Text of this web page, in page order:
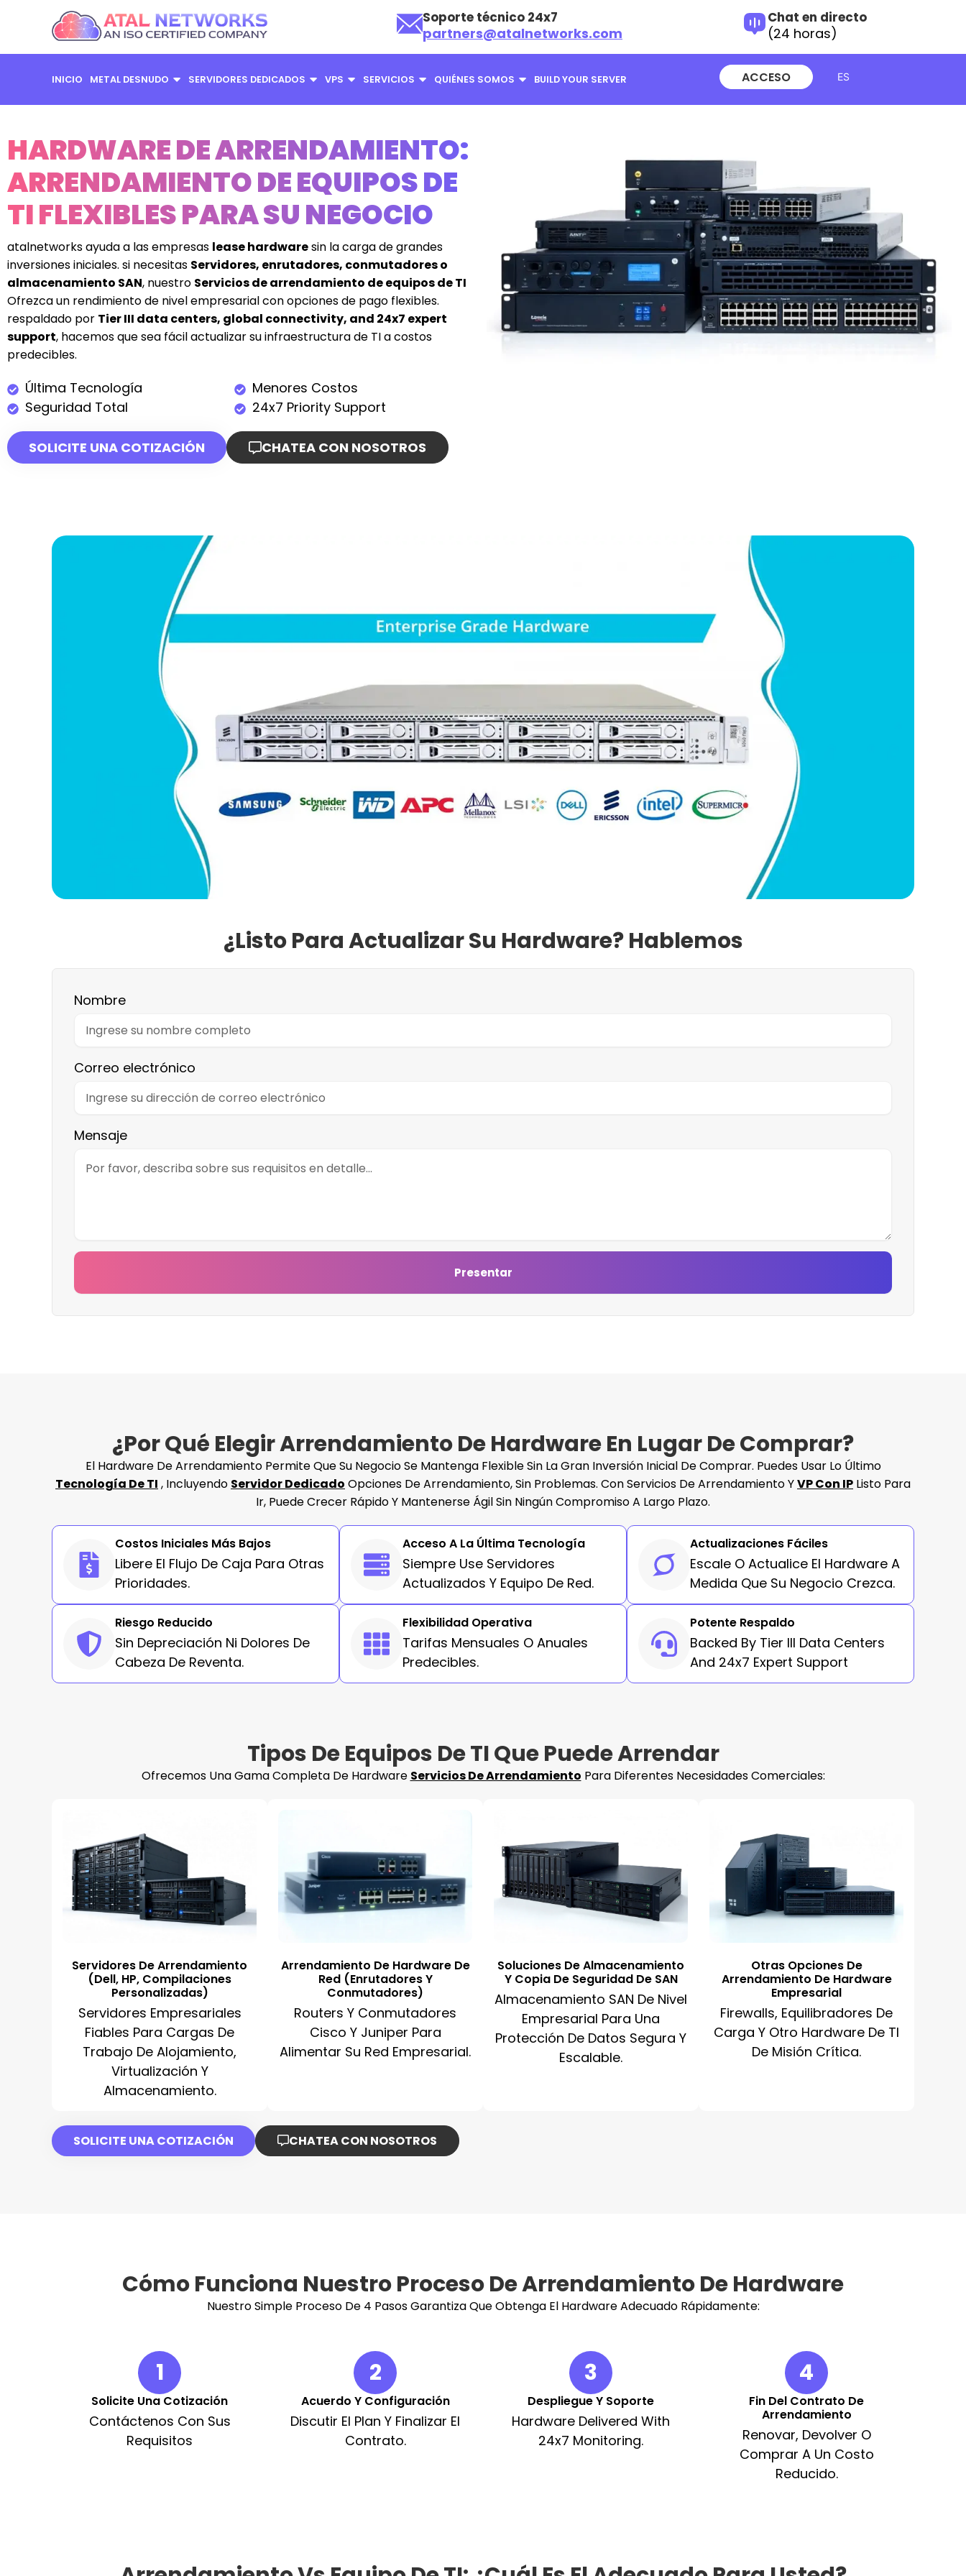
Soporte técnico 24x7
partners@atalnetworks.com
Chat en directo
(24 horas)
INICIO METAL DESNUDO SERVIDORES DEDICADOS VPS SERVICIOS QUIÉNES SOMOS BUILD YOUR SERVER ACCESO ES
HARDWARE DE ARRENDAMIENTO:
ARRENDAMIENTO DE EQUIPOS DE
TI FLEXIBLES PARA SU NEGOCIO
atalnetworks ayuda a las empresas lease hardwaresin la carga de grandes
inversiones iniciales. si necesitas Servidores, enrutadores, conmutadores o
almacenamiento SAN, nuestro Servicios de arrendamiento de equipos de TI
Ofrezca un rendimiento de nivel empresarial con opciones de pago flexibles.
respaldado por Tier III data centers, global connectivity, and 24x7 expert
support, hacemos que sea fácil actualizar su infraestructura de TI a costos
predecibles.
Última Tecnología
Seguridad Total
Menores Costos
24x7 Priority Support
SOLICITE UNA COTIZACIÓN CHATEA CON NOSOTROS
¿Listo Para Actualizar Su Hardware? Hablemos
Nombre
Correo electrónico
Mensaje
Presentar
¿Por Qué Elegir Arrendamiento De Hardware En Lugar De Comprar?
El Hardware De Arrendamiento Permite Que Su Negocio Se Mantenga Flexible Sin La Gran Inversión Inicial De Comprar. Puedes Usar Lo Último
Tecnología De TI , Incluyendo Servidor Dedicado Opciones De Arrendamiento, Sin Problemas. Con Servicios De Arrendamiento YVP Con IP Listo Para
Ir, Puede Crecer Rápido Y Mantenerse Ágil Sin Ningún Compromiso A Largo Plazo.
Costos Iniciales Más Bajos
Libere El Flujo De Caja Para Otras
Prioridades.
Acceso A La Última Tecnología
Siempre Use Servidores
Actualizados Y Equipo De Red.
Actualizaciones Fáciles
Escale O Actualice El Hardware A
Medida Que Su Negocio Crezca.
Riesgo Reducido
Sin Depreciación Ni Dolores De
Cabeza De Reventa.
Flexibilidad Operativa
Tarifas Mensuales O Anuales
Predecibles.
Potente Respaldo
Backed By Tier III Data Centers
And 24x7 Expert Support
Tipos De Equipos De TI Que Puede Arrendar
Ofrecemos Una Gama Completa De Hardware Servicios De Arrendamiento Para Diferentes Necesidades Comerciales:
Servidores De Arrendamiento
(Dell, HP, Compilaciones
Personalizadas)
Servidores Empresariales
Fiables Para Cargas De
Trabajo De Alojamiento,
Virtualización Y
Almacenamiento.
Arrendamiento De Hardware De
Red (enrutadores Y
Conmutadores)
Routers Y Conmutadores
Cisco Y Juniper Para
Alimentar Su Red Empresarial.
Soluciones De Almacenamiento
Y Copia De Seguridad De SAN
Almacenamiento SAN De Nivel
Empresarial Para Una
Protección De Datos Segura Y
Escalable.
Otras Opciones De
Arrendamiento De Hardware
Empresarial
Firewalls, Equilibradores De
Carga Y Otro Hardware De TI
De Misión Crítica.
SOLICITE UNA COTIZACIÓN CHATEA CON NOSOTROS
Cómo Funciona Nuestro Proceso De Arrendamiento De Hardware
Nuestro Simple Proceso De 4 Pasos Garantiza Que Obtenga El Hardware Adecuado Rápidamente:
1
Solicite Una Cotización
Contáctenos Con Sus
Requisitos
2
Acuerdo Y Configuración
Discutir El Plan Y Finalizar El
Contrato.
3
Despliegue Y Soporte
Hardware Delivered With
24x7 Monitoring.
4
Fin Del Contrato De
Arrendamiento
Renovar, Devolver O
Comprar A Un Costo
Reducido.